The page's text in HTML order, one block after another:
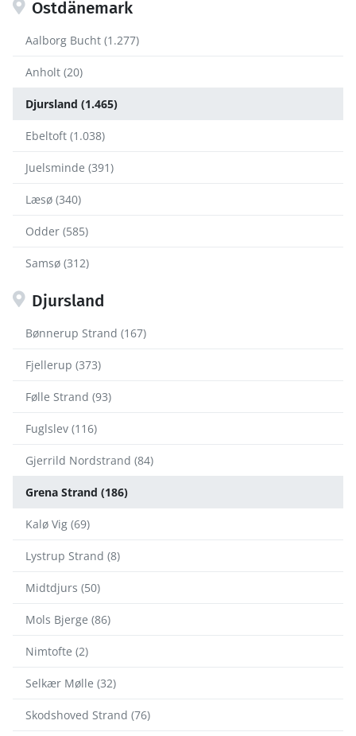
Ostdänemark
Aalborg Bucht (1.277)
Anholt (20)
Djursland (1.465)
Ebeltoft (1.038)
Juelsminde (391)
Læsø (340)
Odder (585)
Samsø (312)
Djursland
Bønnerup Strand (167)
Fjellerup (373)
Følle Strand (93)
Fuglslev (116)
Gjerrild Nordstrand (84)
Grena Strand (186)
Kalø Vig (69)
Lystrup Strand (8)
Midtdjurs (50)
Mols Bjerge (86)
Nimtofte (2)
Selkær Mølle (32)
Skodshoved Strand (76)